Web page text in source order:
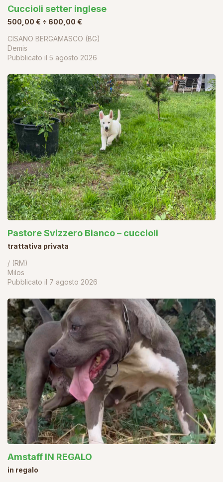
Cuccioli setter inglese
500,00 € ÷ 600,00 €
CISANO BERGAMASCO (BG)
Demis
Pubblicato il 5 agosto 2026
Pastore Svizzero Bianco – cuccioli
trattativa privata
/ (RM)
Milos
Pubblicato il 7 agosto 2026
Amstaff IN REGALO
in regalo